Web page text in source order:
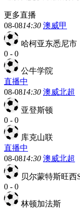
更多直播
08-0814:30 澳威甲
哈柯亚东悉尼市
0 - 0
公牛学院
直播中
08-0814:30 澳威北超
亚登斯顿
0 - 0
库克山联
直播中
08-0814:30 澳威北超
贝尔蒙特斯旺西
0 - 0
林顿加法斯